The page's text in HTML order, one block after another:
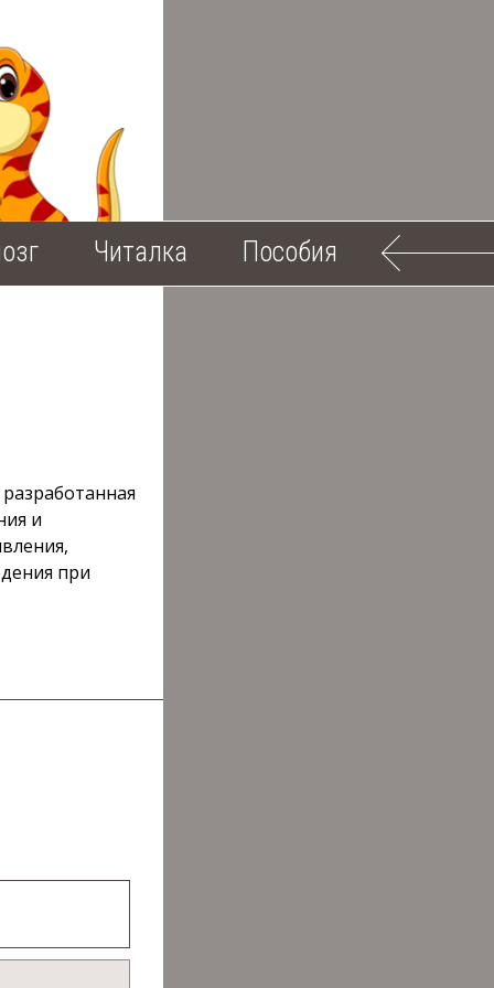
Читалка Пособия
и
при